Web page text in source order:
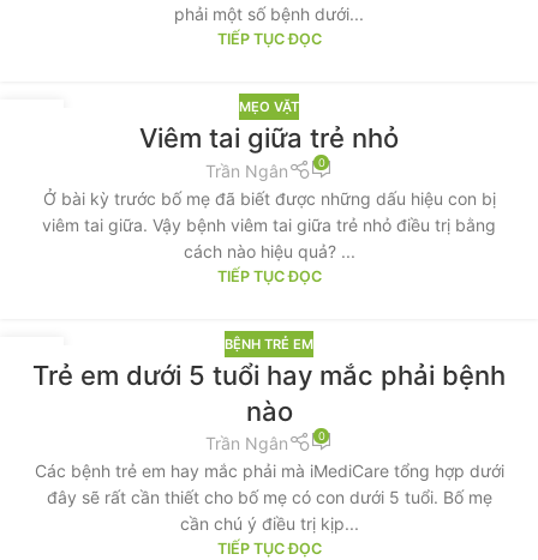
phải một số bệnh dưới...
TIẾP TỤC ĐỌC
MẸO VẶT
Viêm tai giữa trẻ nhỏ
Trần Ngân 0
Ở bài kỳ trước bố mẹ đã biết được những dấu hiệu con bị
viêm tai giữa. Vậy bệnh viêm tai giữa trẻ nhỏ điều trị bằng
cách nào hiệu quả? ...
TIẾP TỤC ĐỌC
09 BỆNH TRẺ EM
Trẻ em dưới 5 tuổi hay mắc phải bệnh
nào
Trần Ngân 0
Các bệnh trẻ em hay mắc phải mà iMediCare tổng hợp dưới
đây sẽ rất cần thiết cho bố mẹ có con dưới 5 tuổi. Bố mẹ
cần chú ý điều trị kịp...
TIẾP TỤC ĐỌC